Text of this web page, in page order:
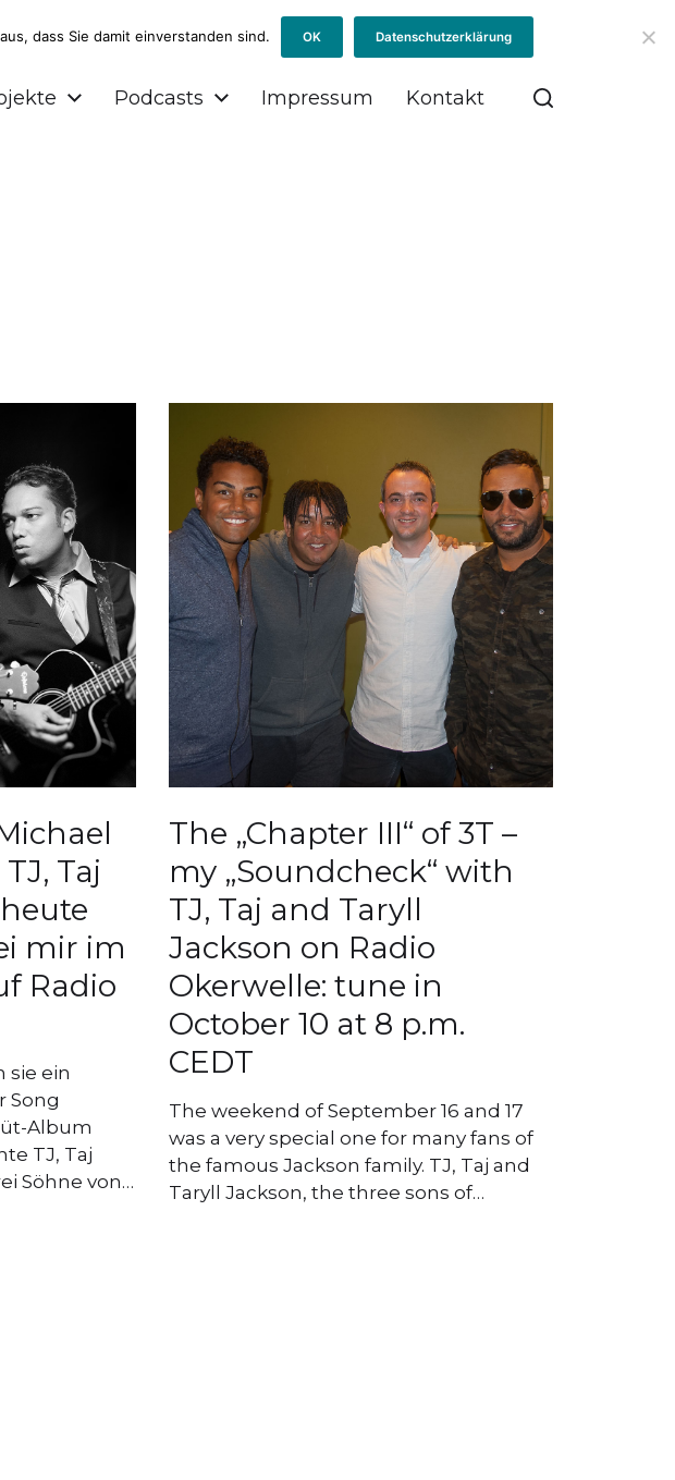
Podcasts Impressum Kontakt
Taj
mir im
Radio
sie ein
Song
Album
TJ, Taj
Söhne von…
The „Chapter III“ of 3T –
my „Soundcheck“ with
TJ, Taj and Taryll
Jackson on Radio
Okerwelle: tune in
October 10 at 8 p.m.
CEDT
The weekend of September 16 and 17
was a very special one for many fans of
the famous Jackson family. TJ, Taj and
Taryll Jackson, the three sons of…
dass Sie damit einverstanden sind. OK Datenschutzerklärung